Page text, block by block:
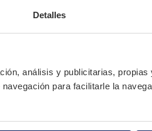
Detalles
análisis y publicitarias,
para facilitarle la
K 62 Ww Banda Blanca